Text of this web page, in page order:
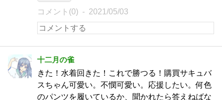
コメント(0) 2021/05/03
十二月の雀
きた！水着回きた！これで勝つる！購買サキュバ
スちゃん可愛い。不憫可愛い。応援したい。何色
のパンツを履いているか、聞かれたら答えねばな